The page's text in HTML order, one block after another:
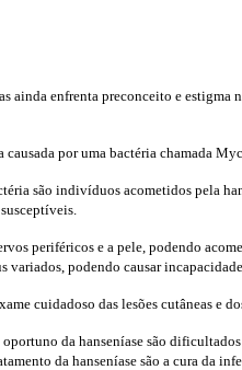
ainda enfrenta preconceito e
causada por uma bactéria chamada
são indivíduos acometidos pela
periféricos e a pele, podendo
variados, podendo causar
cuidadoso das lesões cutâneas e
da hanseníase são
da hanseníase são a cura da